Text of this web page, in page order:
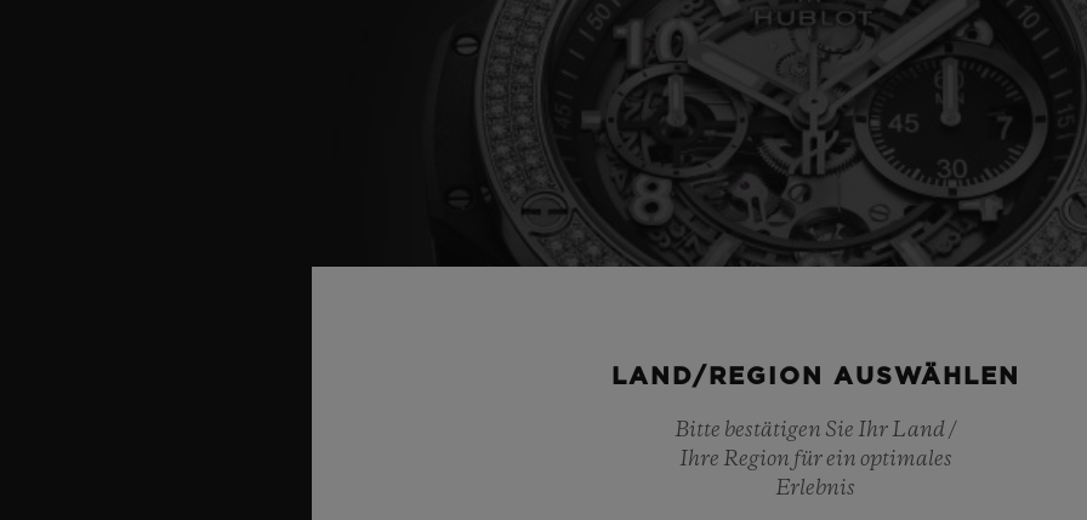
LAND/REGION AUSWÄHLEN
Bitte bestätigen Sie Ihr Land /
Ihre Region für ein optimales
Erlebnis